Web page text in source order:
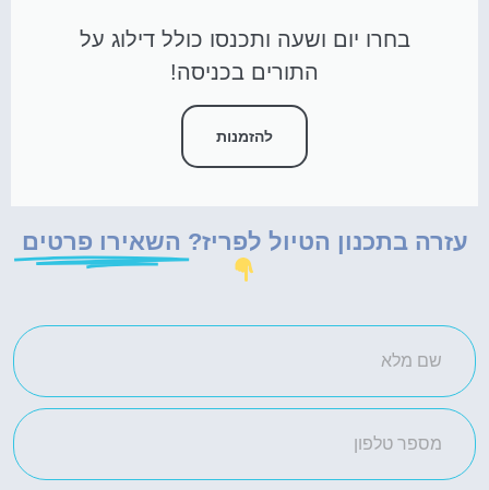
בחרו יום ושעה ותכנסו כולל דילוג על
התורים בכניסה!
להזמנות
עזרה בתכנון הטיול לפריז? השאירו פרטים